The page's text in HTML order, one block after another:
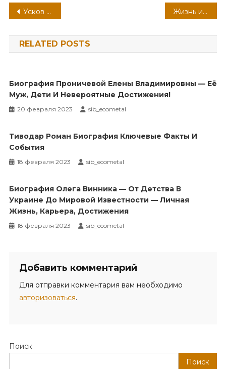
Навигация
по
записям
Усков режиссер — биография Валерия Ускова — интересные факты и достижения Жизнь и достижения Валиханова Чокана — биография, история, факты
RELATED POSTS
Биография Проничевой Елены Владимировны — Её
Муж, Дети И Невероятные Достижения!
20 февраля 2023 sib_ecometal
Тиводар Роман Биография Ключевые Факты И
События
18 февраля 2023 sib_ecometal
Биография Олега Винника — От Детства В
Украине До Мировой Известности — Личная
Жизнь, Карьера, Достижения
18 февраля 2023 sib_ecometal
Добавить комментарий
Для отправки комментария вам необходимо
авторизоваться.
Поиск
Поиск